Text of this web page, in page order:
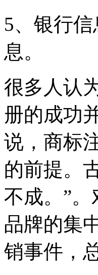
5、银行
息。
很多人认
册的成功
说，商标
的前提。
不成。”
品牌的集
销事件，